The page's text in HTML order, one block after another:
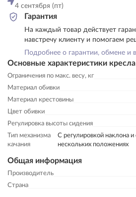
Основные характеристики кресла
Ограничения по макс. весу, кг
Материал обивки
Материал крестовины
Цвет обивки
Регулировка высоты сидения
Тип механизма
качания
С регулировкой наклона
нескольких положениях
Общая информация
Производитель
Страна
4 сентября (пт)
Гарантия
На каждый товар действует
навстречу клиенту и помогаем
Подробнее о гарантии, обмене и